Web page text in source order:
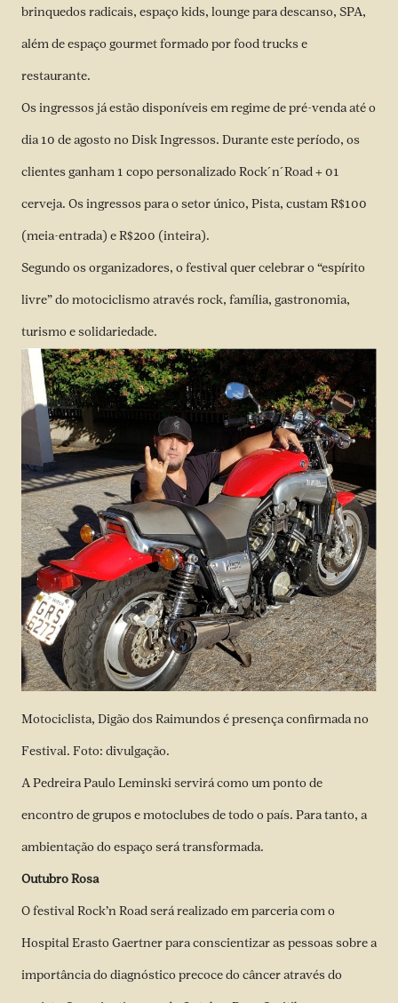
brinquedos radicais, espaço kids, lounge para descanso, SPA,
além de espaço gourmet formado por food trucks e
restaurante.
Os ingressos já estão disponíveis em regime de pré-venda até o
dia 10 de agosto noDisk Ingressos. Durante este período, os
clientes ganham 1 copo personalizado Rock´n´Road + 01
cerveja. Os ingressos para o setor único, Pista, custam R$100
(meia-entrada) e R$200 (inteira).
Segundo os organizadores, o festival quer celebrar o “espírito
livre” do motociclismo através rock, família, gastronomia,
turismo e solidariedade.
Motociclista, Digão dos Raimundos é presença confirmada no
Festival. Foto: divulgação.
A Pedreira Paulo Leminski servirá como um ponto de
encontro de grupos e motoclubes de todo o país. Para tanto, a
ambientação do espaço será transformada.
Outubro Rosa
O festival Rock’n Road será realizado em parceria com o
Hospital Erasto Gaertner para conscientizar as pessoas sobre a
importância do diagnóstico precoce do câncer através do